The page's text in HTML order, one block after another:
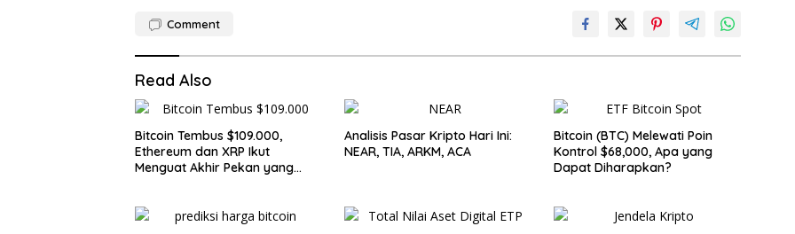
Comment
Read Also
Bitcoin Tembus $109.000,
Ethereum dan XRP Ikut
Menguat Akhir Pekan yang
Analisis Pasar Kripto Hari Ini:
NEAR, TIA, ARKM, ACA
Bitcoin (BTC) Melewati Poin
Kontrol $68,000, Apa yang
Dapat Diharapkan?